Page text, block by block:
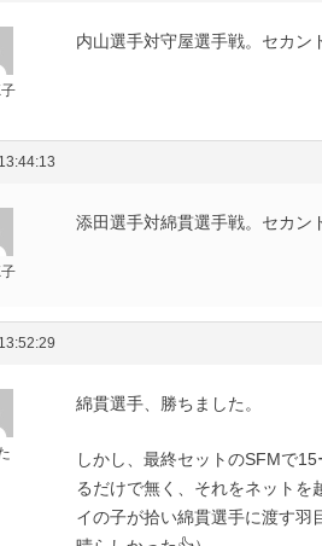
内山選手対守屋選手戦。セカン
添田選手対綿貫選手戦。セカン
綿貫選手、勝ちました。
しかし、最終セットのSFMで
るだけで無く、それをネットを
イの子が拾い綿貫選手に渡す羽